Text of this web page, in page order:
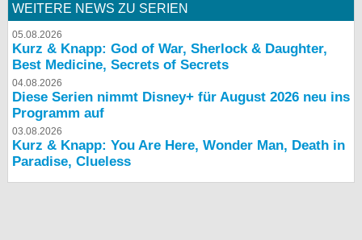
WEITERE NEWS ZU SERIEN
05.08.2026
Kurz & Knapp: God of War, Sherlock & Daughter,
Best Medicine, Secrets of Secrets
04.08.2026
Diese Serien nimmt Disney+ für August 2026 neu ins
Programm auf
03.08.2026
Kurz & Knapp: You Are Here, Wonder Man, Death in
Paradise, Clueless